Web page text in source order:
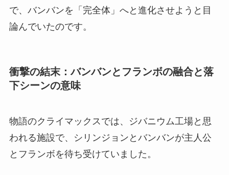
で、バンバンを「完全体」へと進化させようと目
論んでいたのです。
衝撃の結末：バンバンとフランボの融合と落
下シーンの意味
物語のクライマックスでは、ジバニウム工場と思
われる施設で、シリンジョンとバンバンが主人公
とフランボを待ち受けていました。